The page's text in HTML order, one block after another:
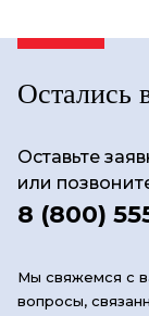
Остались
Оставьте
или
8 (800)
Мы свяжемся с
вопросы,